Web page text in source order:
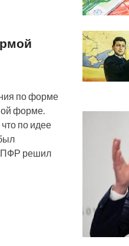
по форме
форме.
по идее
ПФР решил